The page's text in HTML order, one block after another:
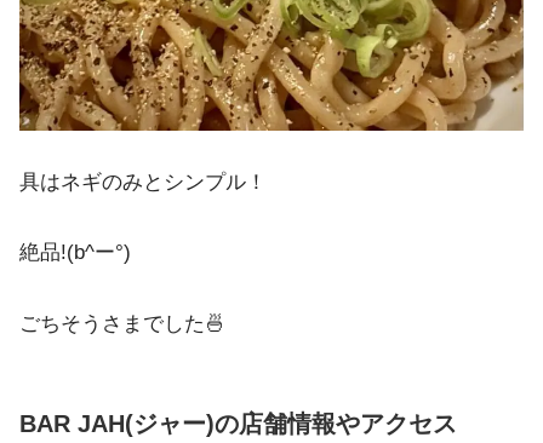
具はネギのみとシンプル！
絶品!(b^ー°)
ごちそうさまでした🍜
BAR JAH(ジャー)の店舗情報やアクセス